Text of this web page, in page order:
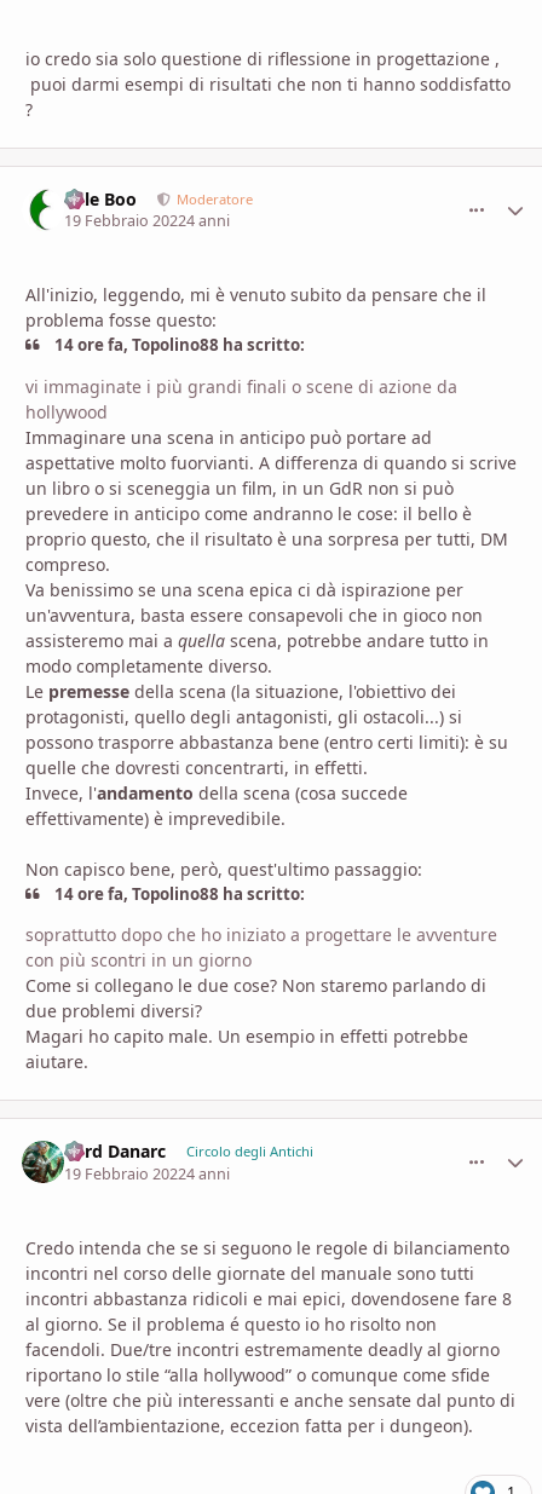
io credo sia solo questione di riflessione in progettazione ,
puoi darmi esempi di risultati che non ti hanno soddisfatto
?
Bille Boo Moderatore
19 Febbraio 20224 anni
All'inizio, leggendo, mi è venuto subito da pensare che il
problema fosse questo:
14 ore fa, Topolino88 ha scritto:
vi immaginate i più grandi finali o scene di azione da
hollywood
Immaginare una scena in anticipo può portare ad
aspettative molto fuorvianti. A differenza di quando si scrive
un libro o si sceneggia un film, in un GdR non si può
prevedere in anticipo come andranno le cose: il bello è
proprio questo, che il risultato è una sorpresa per tutti, DM
compreso.
Va benissimo se una scena epica ci dà ispirazione per
un'avventura, basta essere consapevoli che in gioco non
assisteremo mai a quella scena, potrebbe andare tutto in
modo completamente diverso.
Le premesse della scena (la situazione, l'obiettivo dei
protagonisti, quello degli antagonisti, gli ostacoli...) si
possono trasporre abbastanza bene (entro certi limiti): è su
quelle che dovresti concentrarti, in effetti.
Invece, l'andamento della scena (cosa succede
effettivamente) è imprevedibile.
Non capisco bene, però, quest'ultimo passaggio:
14 ore fa, Topolino88 ha scritto:
soprattutto dopo che ho iniziato a progettare le avventure
con più scontri in un giorno
Come si collegano le due cose? Non staremo parlando di
due problemi diversi?
Magari ho capito male. Un esempio in effetti potrebbe
aiutare.
Lord Danarc Circolo degli Antichi
19 Febbraio 20224 anni
Credo intenda che se si seguono le regole di bilanciamento
incontri nel corso delle giornate del manuale sono tutti
incontri abbastanza ridicoli e mai epici, dovendosene fare 8
al giorno. Se il problema é questo io ho risolto non
facendoli. Due/tre incontri estremamente deadly al giorno
riportano lo stile “alla hollywood” o comunque come sfide
vere (oltre che più interessanti e anche sensate dal punto di
vista dell’ambientazione, eccezion fatta per i dungeon).